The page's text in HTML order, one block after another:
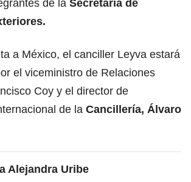
de la Secretaría de
a México, el canciller Leyva estará
el viceministro de Relaciones
Coy y el director de
de la Cancillería, Álvaro
Alejandra Uribe